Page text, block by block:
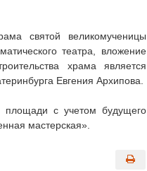
святой великомученицы
театра, вложение
храма является
Евгения Архипова.
площади с учетом будущего
мастерская».